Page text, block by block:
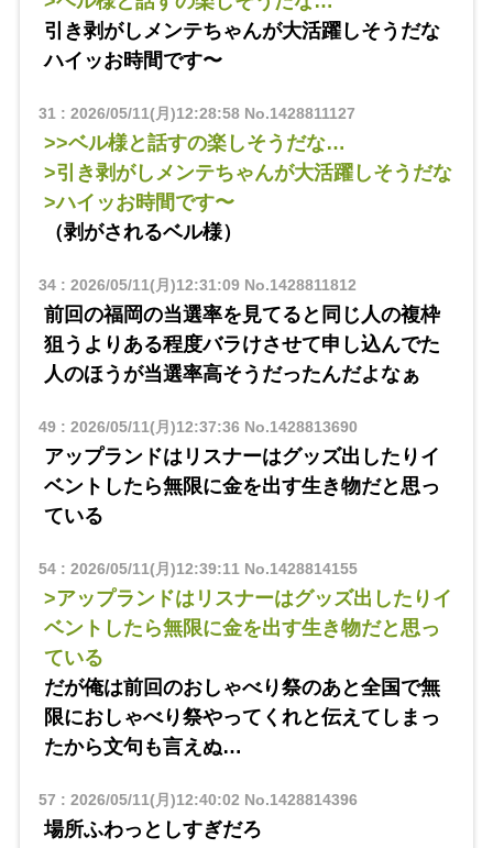
引き剥がしメンテちゃんが大活躍しそうだな
ハイッお時間です〜
31 : 2026/05/11(月)12:28:58No.1428811127
>>ベル様と話すの楽しそうだな…
>引き剥がしメンテちゃんが大活躍しそうだな
>ハイッお時間です〜
（剥がされるベル様）
34: 2026/05/11(月)12:31:09No.1428811812
前回の福岡の当選率を見てると同じ人の複枠
狙うよりある程度バラけさせて申し込んでた
人のほうが当選率高そうだったんだよなぁ
49: 2026/05/11(月)12:37:36 No.1428813690
アップランドはリスナーはグッズ出したりイ
ベントしたら無限に金を出す生き物だと思っ
ている
54: 2026/05/11(月)12:39:11 No.1428814155
>アップランドはリスナーはグッズ出したりイ
ベントしたら無限に金を出す生き物だと思っ
ている
だが俺は前回のおしゃべり祭のあと全国で無
限におしゃべり祭やってくれと伝えてしまっ
たから文句も言えぬ…
57 : 2026/05/11(月)12:40:02 No.1428814396
場所ふわっとしすぎだろ